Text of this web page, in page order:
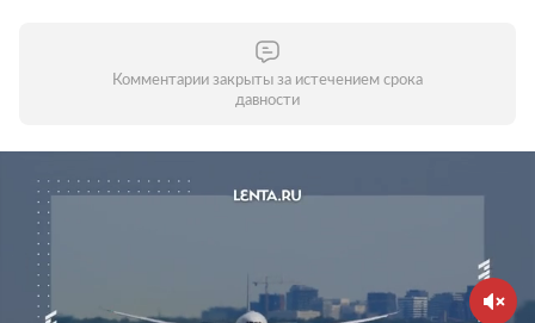
Комментарии закрыты за истечением срока
давности